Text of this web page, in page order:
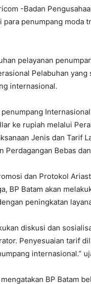
-Badan
para penumpang moda
pelayanan
Pelabuhan
internasional.
ke rupiah melalui
Jenis dan Tarif
Perdagangan Bebas
dan Protokol
BP Batam akan
peningkatan
diskusi dan
Penyesuaian tarif
internasional.”
BP Batam